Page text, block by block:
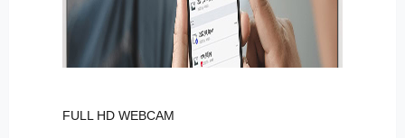
FULL HD WEBCAM